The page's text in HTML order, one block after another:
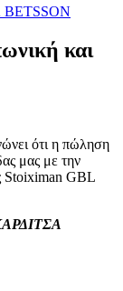
και
ότι η πώληση
μας με την
Stoiximan GBL